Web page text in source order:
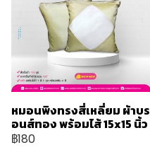
หมอนพิงทรงสี่เหลี่ยม ผ้าบร
อนส์ทอง พร้อมไส้ 15x15 นิ้ว
฿180